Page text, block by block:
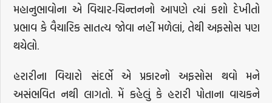
મહાનુભાવોના એ વિચાર-ચિન્તનનો આપણે ત્યાં કશો દેખીતો
પ્રભાવ કે વૈચારિક સાતત્ય જોવા નહીં મળેલાં, તેથી અફસોસ પણ
થયેલો.
હરારીના વિચારો સંદર્ભે એ પ્રકારનો અફસોસ થવો મને
અસંભવિત નથી લાગતો. મેં કહેલું કે હરારી પોતાના વાચકને